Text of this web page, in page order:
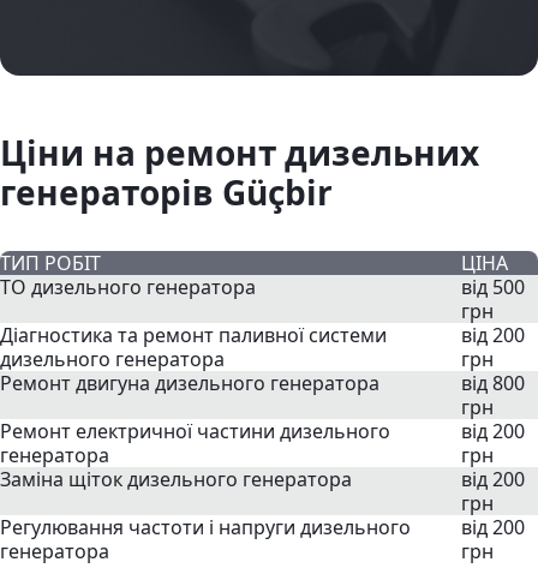
Ціни на ремонт дизельних
генераторів Güçbir
ТИП РОБІТ
ЦІНА
ТО дизельного генератора
від 500
грн
Діагностика та ремонт паливної системи
дизельного генератора
від 200
грн
Ремонт двигуна дизельного генератора
від 800
грн
Ремонт електричної частини дизельного
генератора
від 200
грн
Заміна щіток дизельного генератора
від 200
грн
Регулювання частоти і напруги дизельного
генератора
від 200
грн